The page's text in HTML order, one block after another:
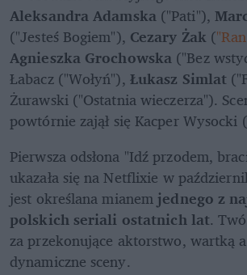
Aleksandra Adamska ("Pati"),
("Jesteś Bogiem"), Cezary Żak (
Agnieszka Grochowska ("Bez
Łabacz ("Wołyń"), Łukasz Simlat
Żurawski ("Ostatnia wieczerza").
powtórnie zajął się Kacper Wysocki
Pierwsza odsłona "Idź przodem,
ukazała się na Netflixie w
jest określana mianem jednego z
polskich seriali ostatnich lat.
za przekonujące aktorstwo, wartką
dynamiczne sceny.